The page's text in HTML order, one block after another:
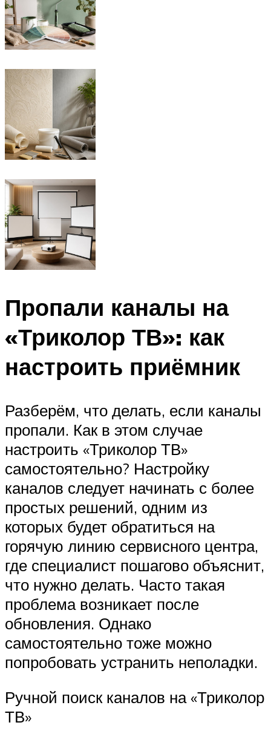
Пропали каналы на
«Триколор ТВ»: как
настроить приёмник
Разберём, что делать, если каналы
пропали. Как в этом случае
настроить «Триколор ТВ»
самостоятельно? Настройку
каналов следует начинать с более
простых решений, одним из
которых будет обратиться на
горячую линию сервисного центра,
где специалист пошагово объяснит,
что нужно делать. Часто такая
проблема возникает после
обновления. Однако
самостоятельно тоже можно
попробовать устранить неполадки.
Ручной поиск каналов на «Триколор
ТВ»